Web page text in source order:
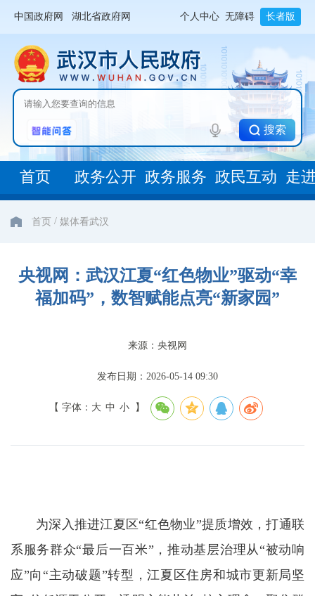
中国政府网 湖北省政府网 个人中心 无障碍 长者版
搜索
首页 政务公开 政务服务 政民互动 走
首页 / 媒体看武汉
央视网：武汉江夏“红色物业”驱动“幸
福加码”，数智赋能点亮“新家园”
来源：央视网
发布日期：2026-05-14 09:30
【 字体： 大 中 小 】
为深入推进江夏区“红色物业”提质增效，打通联
系服务群众“最后一百米”，推动基层治理从“被动响
应”向“主动破题”转型，江夏区住房和城市更新局坚